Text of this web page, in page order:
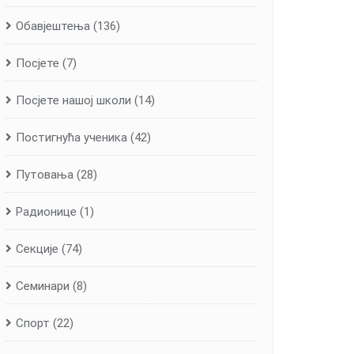
Обавјештења (136)
Посјете (7)
Посјете нашој школи (14)
Постигнућа ученика (42)
Путовања (28)
Радионице (1)
Секције (74)
Семинари (8)
Спорт (22)